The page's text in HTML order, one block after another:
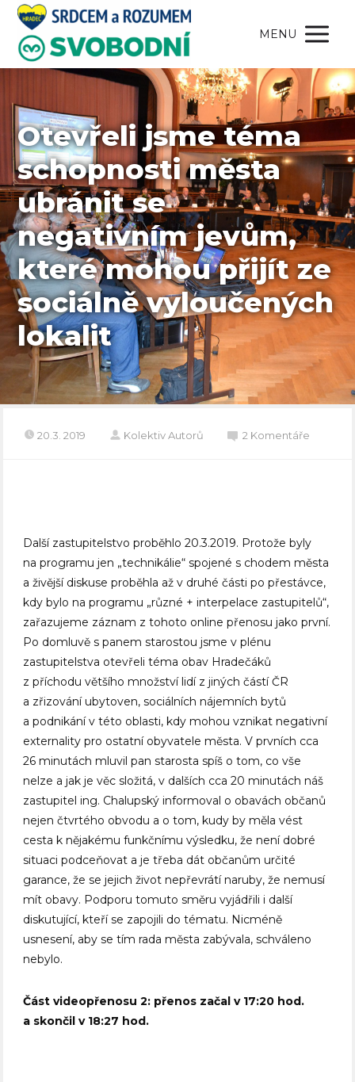
MENU
Otevřeli jsme téma
schopnosti města
ubránit se
negativním jevům,
které mohou přijít ze
sociálně vyloučených
lokalit
20.3. 2019 Kolektiv Autorů 2 Komentáře
Další zastupitelstvo proběhlo 20.3.2019. Protože byly
na programu jen „technikálie“ spojené s chodem města
a živější diskuse proběhla až v druhé části po přestávce,
kdy bylo na programu „různé + interpelace zastupitelů“,
zařazujeme záznam z tohoto online přenosu jako první.
Po domluvě s panem starostou jsme v plénu
zastupitelstva otevřeli téma obav Hradečáků
z příchodu většího množství lidí z jiných částí ČR
a zřizování ubytoven, sociálních nájemních bytů
a podnikání v této oblasti, kdy mohou vznikat negativní
externality pro ostatní obyvatele města. V prvních cca
26 minutách mluvil pan starosta spíš o tom, co vše
nelze a jak je věc složitá, v dalších cca 20 minutách náš
zastupitel ing. Chalupský informoval o obavách občanů
nejen čtvrtého obvodu a o tom, kudy by měla vést
cesta k nějakému funkčnímu výsledku, že není dobré
situaci podceňovat a je třeba dát občanům určité
garance, že se jejich život nepřevrátí naruby, že nemusí
mít obavy. Podporu tomuto směru vyjádřili i další
diskutující, kteří se zapojili do tématu. Nicméně
usnesení, aby se tím rada města zabývala, schváleno
nebylo.
Část videopřenosu 2: přenos začal v 17:20 hod.
a skončil v 18:27 hod.